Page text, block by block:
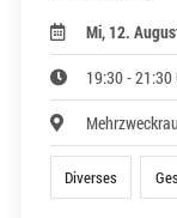
Mi, 12.
19:30 - 21:30
Diverses